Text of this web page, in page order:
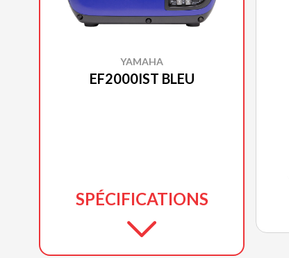
YAMAHA
EF2000IST BLEU
SPÉCIFICATIONS